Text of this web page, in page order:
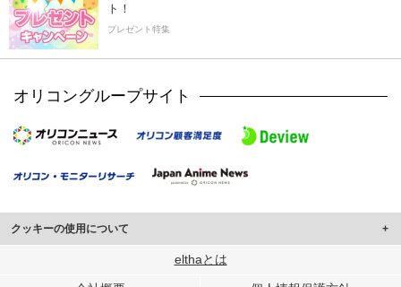
ト！
プレゼント特集
オリコングループサイト
クッキーの使用について
このサイトでは Cookie を使用して、ユーザーに合わせたコンテンツや広告の
elthaとは